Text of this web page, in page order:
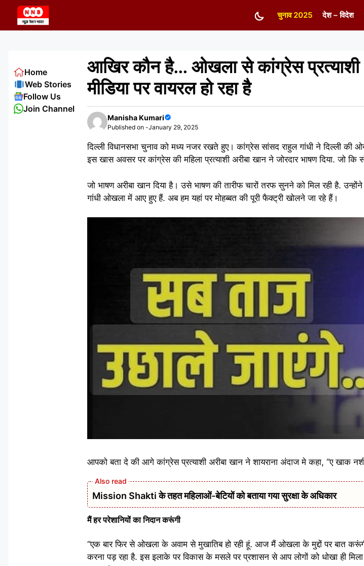
content
चुनाव 2025 देश – विदेश
आखिर कौन है… ओखला से कांग्रेस प्रत्याशी
मीडिया पर वायरल हो रहा है
Manisha Kumari
Published on -January 29, 2025
दिल्ली विधानसभा चुनाव को मध्य नजर रखते हुए। कांग्रेस सांसद राहुल गांधी ने दिल्ली की
इस खास अवसर पर कांग्रेस की महिला प्रत्याशी अरीबा खान ने जोरदार भाषण दिया. जो कि
जो भाषण अरीबा खान दिया है। उसे भाषण की तारीफ चारों तरफ सुनने को मिल रही है.
गांधी ओखला में आए हुए हैं. अब हम यहां पर मोहब्बत की पूरी फैक्ट्री खोलने जा रहे हैं।
आपको बता दे की आगे कांग्रेस प्रत्याशी अरीबा खान ने शायराना अंदाज मे कहा, ”ए खाक
Mission Shakti के तहत महिलाओं-बेटियों को बताया गया सुरक्षा के अधिकार
मैं हर परेशानियों का निदान करूंगी
“एक बार फिर से ओखला के अवाम से मुखातिब हो रही हूं. आज मैं ओखला के मुद्दों पर बात
करना पड़ रहा है. इस इलाके पर विकास के मसले पर प्रशासन से आप लोगों को धोखा ही
Home
Web Stories
Follow Us
Join Channel